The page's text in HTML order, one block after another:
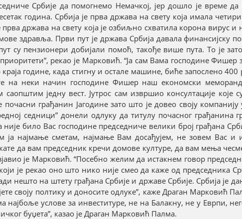
Србије да помогнемо Немачкој, јер дошло је време
година. Србија је прва држава на свету која имала
прва држава на свету која је озбиљно схватила корона вирус
здравља. Први пут је држава Србија давала финансијску
су пензионери добијали помоћ, такође више пута. То је
рекао је Марковић. “Ја сам Вама господине Фишер
године, када стигну и остале машине, биће запослено
на неки начин господине Фишер наш економски
једну вест. Јутрос сам извршио консултације које
грађанин Јагодине зато што је довео своју
седници” донели одлуку да титулу почасног грађанина
било Вас господине председниче велики број грађана
ја најмање сметам, најмање Вам досађујем, не зовем Вас и
да вам председник кречи домове културе, да вам мења
је Марковић. “Посебно желим да истакнем говор
је рекао оно што нико није смео да каже од председника
нешто на штету грађана Србије и државе Србије. Србија је
своју полтику и доносите одлуке”, каже Драган Марковић
најбоље услове за инвеституре, не на Балакну, не у Еврпи,
буџета”, казао је Драган Марковић Палма.